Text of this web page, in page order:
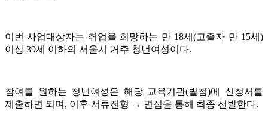
이번 사업대상자는 취업을 희망하는 만 18세(고졸자 만 15세)
이상 39세 이하의 서울시 거주 청년여성이다.
참여를 원하는 청년여성은 해당 교육기관(별첨)에 신청서를
제출하면 되며, 이후 서류전형 → 면접을 통해 최종 선발한다.